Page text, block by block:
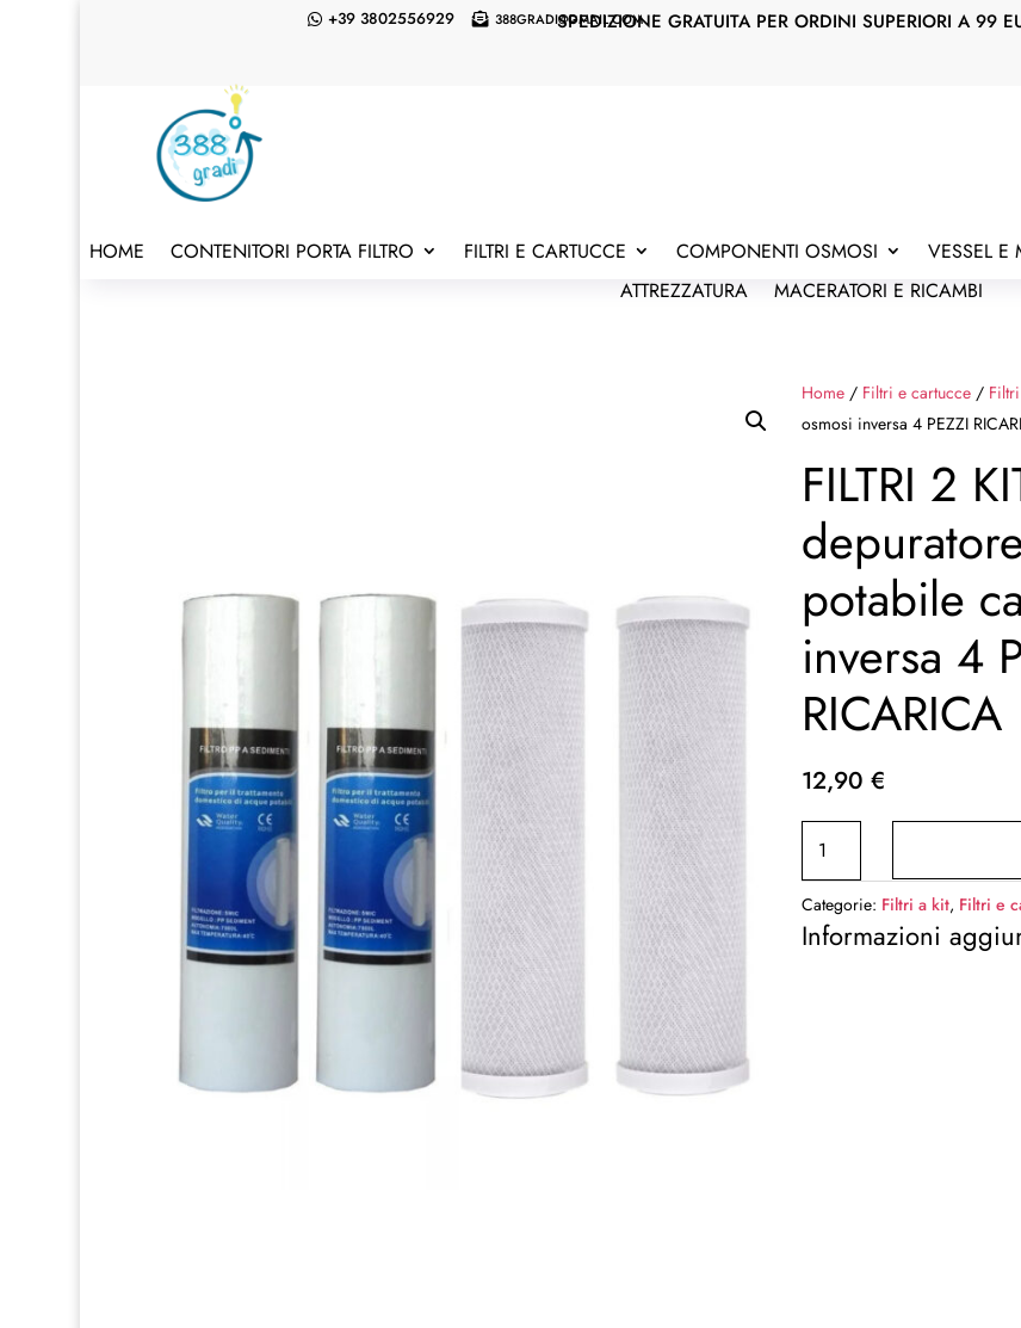
SPEDIZIONE GRATUITA PER ORDINI SUPERIORI A 99
 +39 3802556929  388GRADI@GMAIL.COM
HOME CONTENITORI PORTA FILTRO FILTRI E CARTUCCE COMPONENTI OSMOSI VESSEL E
ATTREZZATURA
MACERATORI E RICAMBI
Home / Filtri e cartucce /
osmosi inversa 4 PEZZI
FILTRI 2
potabile
inversa 4
RICARICA
12,90 €
FILTRI
KIT
PER
Categorie: Filtri a kit, Filtri e
Informazioni